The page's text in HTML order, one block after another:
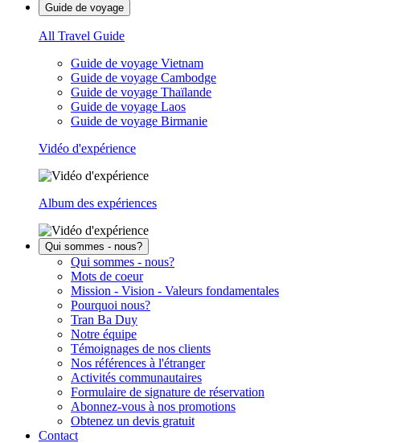
Guide de voyage
All Travel Guide
Guide de voyage Vietnam
Guide de voyage Cambodge
Guide de voyage Thaïlande
Guide de voyage Laos
Guide de voyage Birmanie
Vidéo d'expérience
Album des expériences
Qui sommes - nous?
Qui sommes - nous?
Mots de coeur
Mission - Vision - Valeurs fondamentales
Pourquoi nous?
Tran Ba Duy
Notre équipe
Témoignages de nos clients
Nos références à l'étranger
Activités communautaires
Formulaire de signature de réservation
Abonnez-vous à nos promotions
Obtenez un devis gratuit
Contact